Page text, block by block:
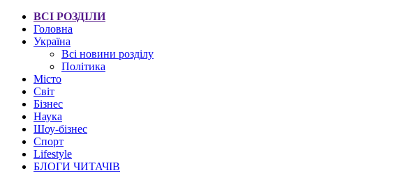
ВСІ РОЗДІЛИ
Головна
Україна
Всі новини розділу
Політика
Місто
Світ
Бізнес
Наука
Шоу-бізнес
Спорт
Lifestyle
БЛОГИ ЧИТАЧІВ